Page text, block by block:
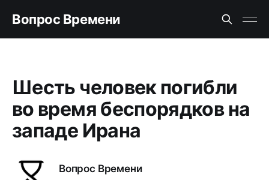
Вопрос Времени
Шесть человек погибли
во время беспорядков на
западе Ирана
Вопрос Времени